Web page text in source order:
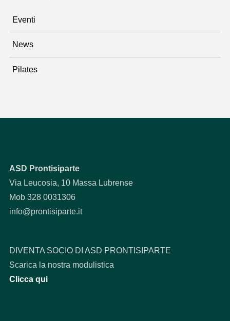
Eventi
News
Pilates
ASD Prontisiparte
Via Leucosia, 10 Massa Lubrense
Mob 328 0031306
info@prontisiparte.it
DIVENTA SOCIO DI ASD PRONTISIPARTE
Scarica la nostra modulistica
Clicca qui